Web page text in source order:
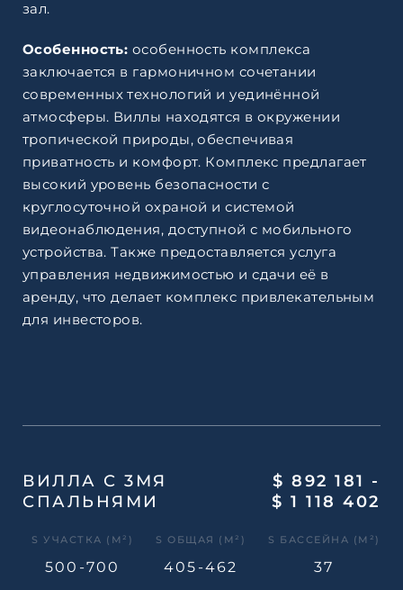
зал.
Особенность: особенность комплекса
заключается в гармоничном сочетании
современных технологий и уединённой
атмосферы. Виллы находятся в окружении
тропической природы, обеспечивая
приватность и комфорт. Комплекс предлагает
высокий уровень безопасности с
круглосуточной охраной и системой
видеонаблюдения, доступной с мобильного
устройства. Также предоставляется услуга
управления недвижимостью и сдачи её в
аренду, что делает комплекс привлекательным
для инвесторов.
ВИЛЛА С 3МЯ
СПАЛЬНЯМИ
S УЧАСТКА (М²)
500-700
S ОБЩАЯ (М²)
405-462
S БАССЕЙНА (М²)
37
$ 892 181 -
$ 1 118 402